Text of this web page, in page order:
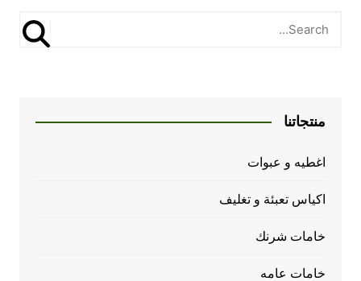
منتجاتنا
اغطيه و عبوات
اكياس تعبئة و تغليف
خامات شرنك
خامات عامه